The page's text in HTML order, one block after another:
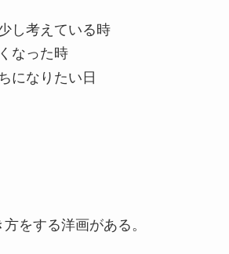
し考えている時
なった時
になりたい日
をする洋画がある。